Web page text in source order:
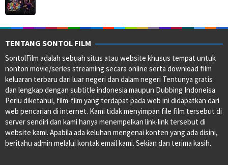
TENTANG SONTOL FILM
SontolFilm adalah sebuah situs atau website khusus tempat untuk
nonton movie/series streaming secara online serta download film
keluaran terbaru dari luar negeri dan dalam negeri Tentunya gratis
dan lengkap dengan subtitle indonesia maupun Dubbing Indoneisa
Perlu diketahui, film-film yang terdapat pada web ini didapatkan dari
web pencarian di internet. Kami tidak menyimpan file film tersebut di
server sendiri dan kami hanya menempelkan link-link tersebut di
website kami. Apabila ada keluhan mengenai konten yang ada disini,
beritahu admin melalui kontak email kami. Sekian dan terima kasih.